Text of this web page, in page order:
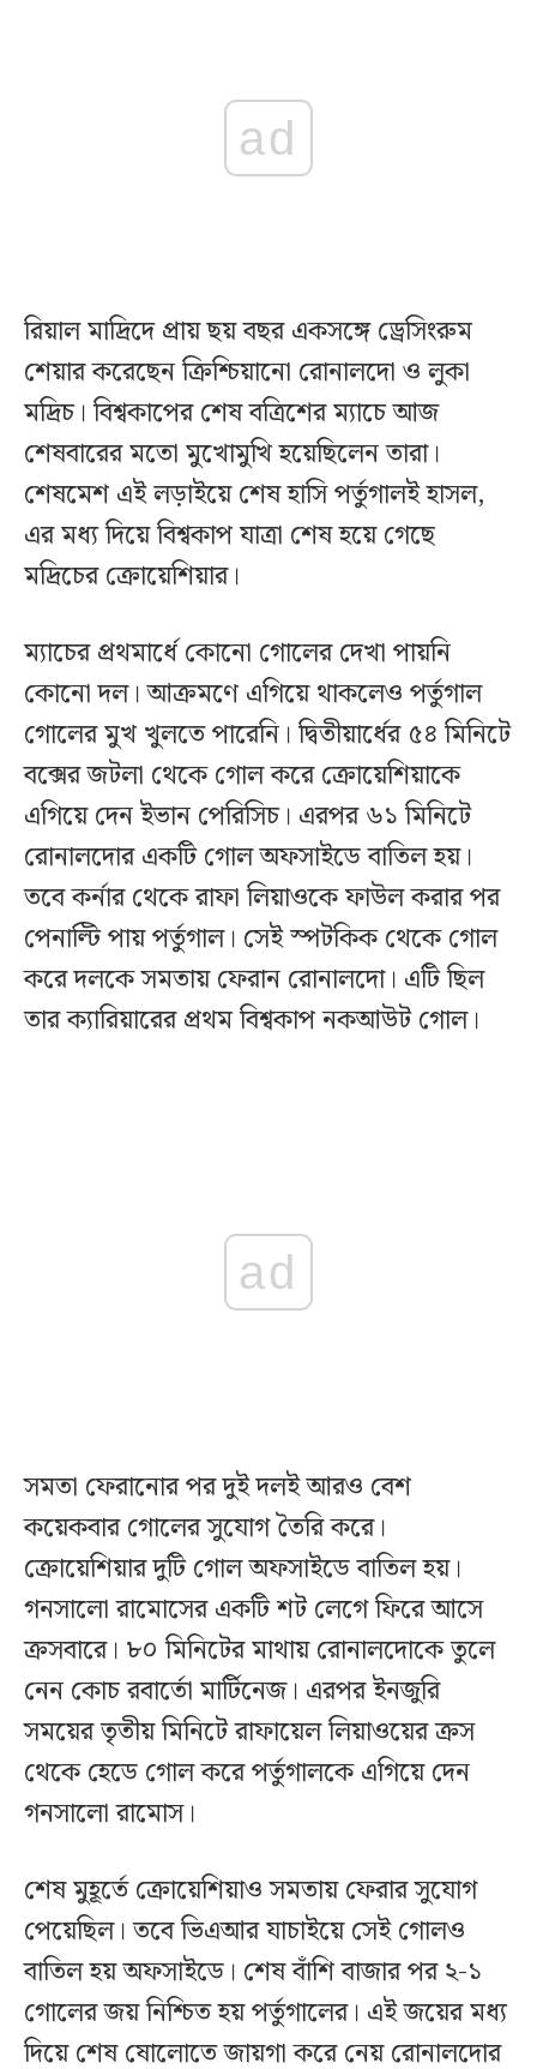
ad
রিয়াল মাদ্রিদে প্রায় ছয় বছর একসঙ্গে ড্রেসিংরুম
শেয়ার করেছেন ক্রিশ্চিয়ানো রোনালদো ও লুকা
মদ্রিচ। বিশ্বকাপের শেষ বত্রিশের ম্যাচে আজ
শেষবারের মতো মুখোমুখি হয়েছিলেন তারা।
শেষমেশ এই লড়াইয়ে শেষ হাসি পর্তুগালই হাসল,
এর মধ্য দিয়ে বিশ্বকাপ যাত্রা শেষ হয়ে গেছে
মদ্রিচের ক্রোয়েশিয়ার।
ম্যাচের প্রথমার্ধে কোনো গোলের দেখা পায়নি
কোনো দল। আক্রমণে এগিয়ে থাকলেও পর্তুগাল
গোলের মুখ খুলতে পারেনি। দ্বিতীয়ার্ধের ৫৪ মিনিটে
বক্সের জটলা থেকে গোল করে ক্রোয়েশিয়াকে
এগিয়ে দেন ইভান পেরিসিচ। এরপর ৬১ মিনিটে
রোনালদোর একটি গোল অফসাইডে বাতিল হয়।
তবে কর্নার থেকে রাফা লিয়াওকে ফাউল করার পর
পেনাল্টি পায় পর্তুগাল। সেই স্পটকিক থেকে গোল
করে দলকে সমতায় ফেরান রোনালদো। এটি ছিল
তার ক্যারিয়ারের প্রথম বিশ্বকাপ নকআউট গোল।
ad
সমতা ফেরানোর পর দুই দলই আরও বেশ
কয়েকবার গোলের সুযোগ তৈরি করে।
ক্রোয়েশিয়ার দুটি গোল অফসাইডে বাতিল হয়।
গনসালো রামোসের একটি শট লেগে ফিরে আসে
ক্রসবারে। ৮০ মিনিটের মাথায় রোনালদোকে তুলে
নেন কোচ রবার্তো মার্টিনেজ। এরপর ইনজুরি
সময়ের তৃতীয় মিনিটে রাফায়েল লিয়াওয়ের ক্রস
থেকে হেডে গোল করে পর্তুগালকে এগিয়ে দেন
গনসালো রামোস।
শেষ মুহূর্তে ক্রোয়েশিয়াও সমতায় ফেরার সুযোগ
পেয়েছিল। তবে ভিএআর যাচাইয়ে সেই গোলও
বাতিল হয় অফসাইডে। শেষ বাঁশি বাজার পর ২-১
গোলের জয় নিশ্চিত হয় পর্তুগালের। এই জয়ের মধ্য
দিয়ে শেষ ষোলোতে জায়গা করে নেয় রোনালদোর